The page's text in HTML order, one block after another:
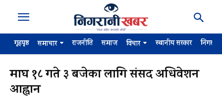
गृहपृष्ठ समाचार राजनीति समाज विचार स्थानीय सरकार
माघ १८ गते ३ बजेका लागि संसद अधिवेशन
आह्वान